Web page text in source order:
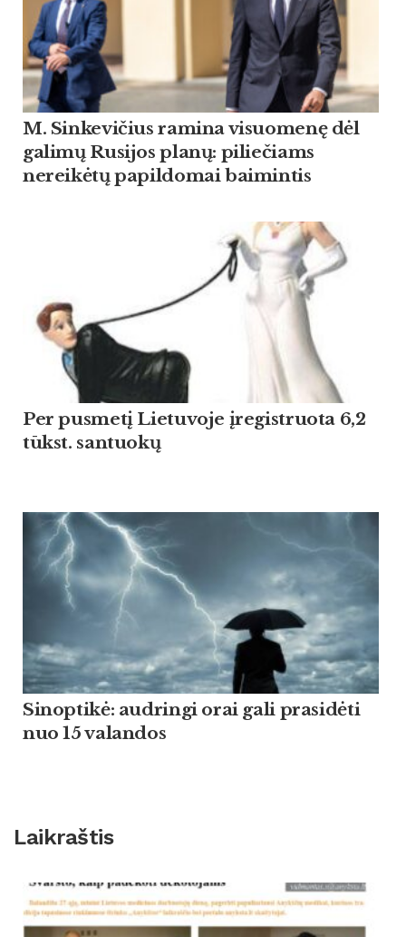
M. Sinkevičius ramina visuomenę dėl
galimų Rusijos planų: piliečiams
nereikėtų papildomai baimintis
Per pusmetį Lietuvoje įregistruota 6,2
tūkst. santuokų
Sinoptikė: audringi orai gali prasidėti
nuo 15 valandos
Laikraštis